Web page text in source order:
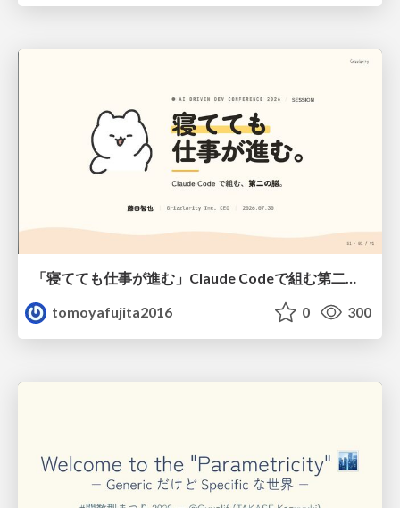
「寝てても仕事が進む」Claude Codeで組む第二の脳
tomoyafujita2016
0 300